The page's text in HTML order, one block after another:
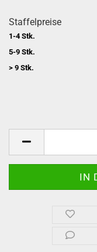
Staffelpreise
1-4 Stk.
5-9 Stk.
> 9 Stk.